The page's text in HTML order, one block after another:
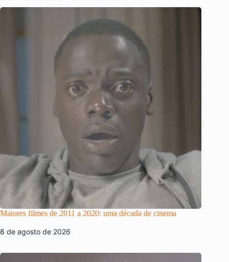
Maiores filmes de 2011 a 2020: uma década de cinema
8 de agosto de 2026